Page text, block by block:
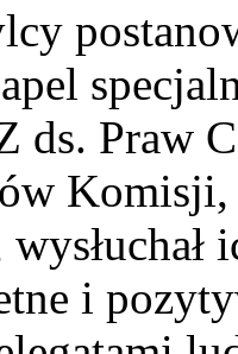
ds. Praw
i